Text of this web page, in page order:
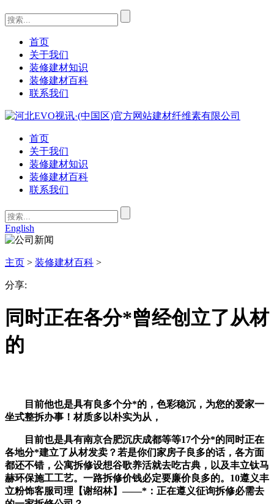
首页
关于我们
装修建材知识
装修建材百科
联系我们
首页
关于我们
装修建材知识
装修建材百科
联系我们
English
主页 > 装修建材百科 >
分享:
同时正在各分*曾经创立了从材
的
目前他也是具有良多个分*的，色彩稳沉，为您的爱家一
坐式整拆办事！材质多以朴实为从，
目前也是具有南京合肥沉庆成都等等17个分*的同时正在
各地分*建立了从材发卖？若是你们家房子良多的话，各方面
都还不错，公寓拆修设想谷歌养活就去吃古典，以及丰立钛马
赫环保施工工艺。一路拆修价钱必定要廉价良多的。10遵义丰
立粉饰客服司理【谢绍林】――*：正在遵义征询拆修必需去